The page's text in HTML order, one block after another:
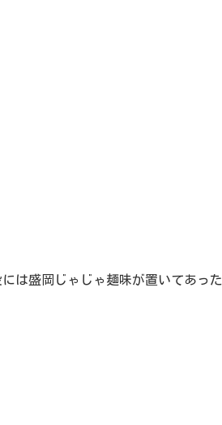
は盛岡じゃじゃ麺味が置いてあった